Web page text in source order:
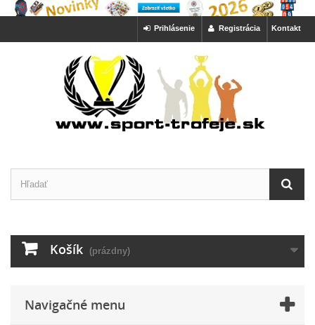
Kontakt
Registrácia
Prihlásenie
Košík (prázdny)
Navigačné menu